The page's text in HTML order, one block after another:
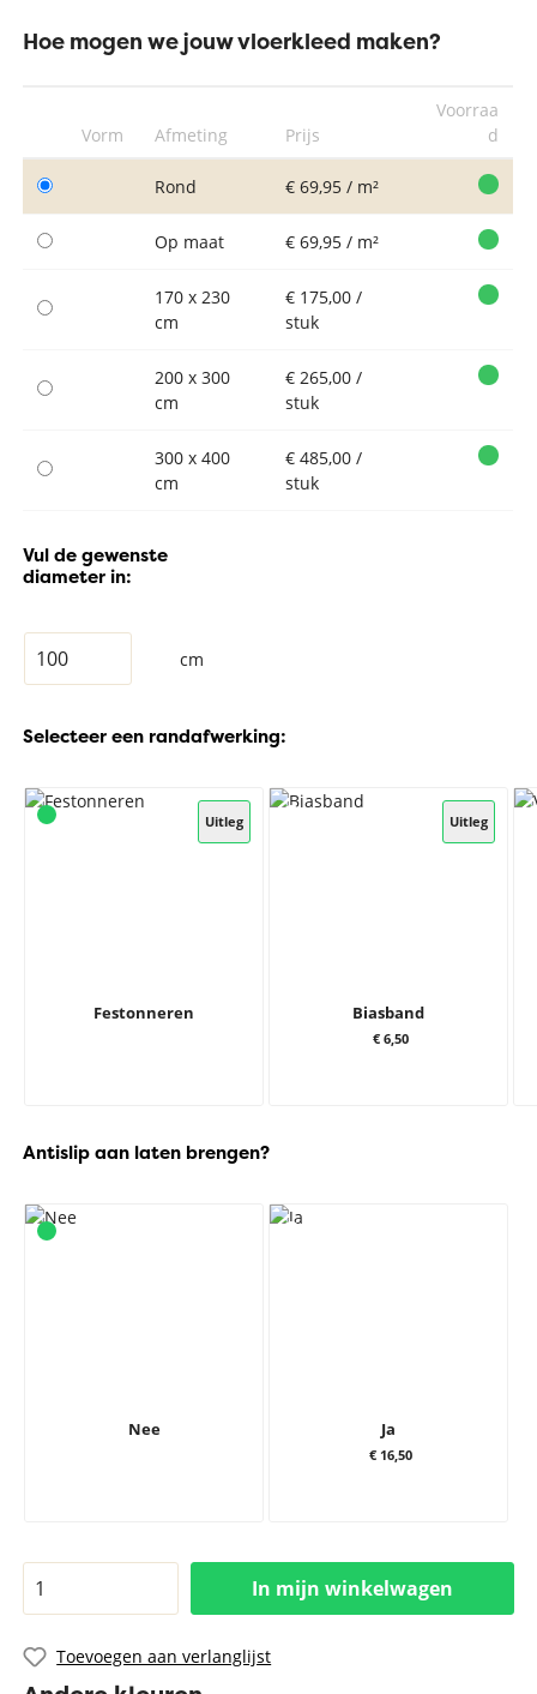
Hoe mogen we jouw vloerkleed maken?
Vorm Afmeting Prijs
Voorraa
d
Rond € 69,95 / m²
Op maat € 69,95 / m²
170 x 230
cm
€ 175,00 /
stuk
200 x 300
cm
€ 265,00 /
stuk
300 x 400
cm
€ 485,00 /
stuk
Vul de gewenste
diameter in:
cm
Selecteer een randafwerking:
Uitleg
Festonneren
Uitleg
Biasband
€ 6,50
Antislip aan laten brengen?
Nee Ja
€ 16,50
In mijn winkelwagen
Toevoegen aan verlanglijst